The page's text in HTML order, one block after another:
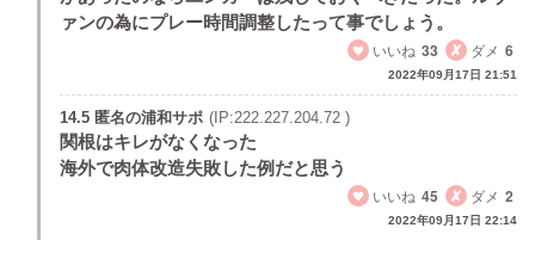
ァンの為にプレー時間調整したって事でしょう。
いいね 33 ダメ 6
2022年09月17日 21:51
14.5 匿名の浦和サポ (IP:222.227.204.72 )
関根はキレがなくなった
海外で肉体改造失敗した例だと思う
いいね 45 ダメ 2
2022年09月17日 22:14